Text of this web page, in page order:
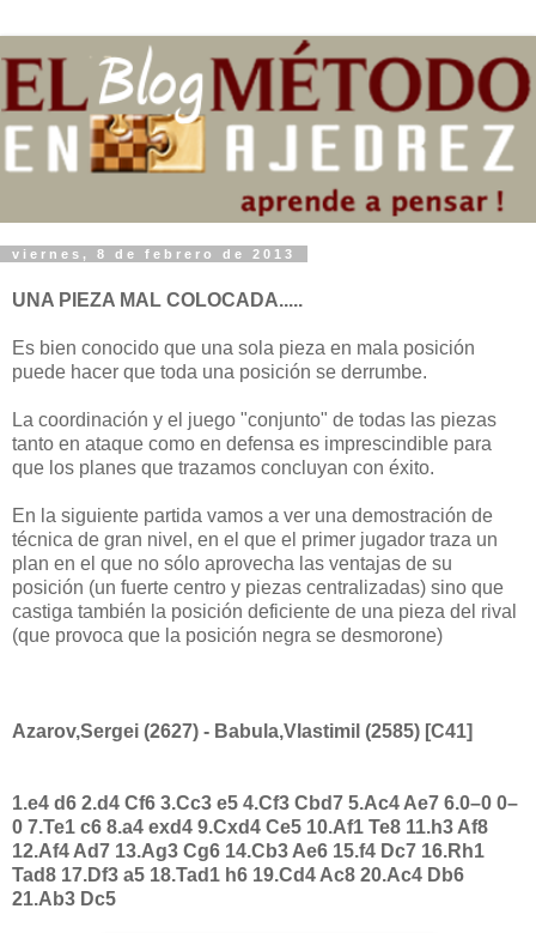
viernes, 8 de febrero de 2013
UNA PIEZA MAL COLOCADA.....
Es bien conocido que una sola pieza en mala posición
puede hacer que toda una posición se derrumbe.
La coordinación y el juego "conjunto" de todas las piezas
tanto en ataque como en defensa es imprescindible para
que los planes que trazamos concluyan con éxito.
En la siguiente partida vamos a ver una demostración de
técnica de gran nivel, en el que el primer jugador traza un
plan en el que no sólo aprovecha las ventajas de su
posición (un fuerte centro y piezas centralizadas) sino que
castiga también la posición deficiente de una pieza del rival
(que provoca que la posición negra se desmorone)
Azarov,Sergei (2627) - Babula,Vlastimil (2585) [C41]
1.e4 d6 2.d4 Cf6 3.Cc3 e5 4.Cf3 Cbd7 5.Ac4 Ae7 6.0–0 0–
0 7.Te1 c6 8.a4 exd4 9.Cxd4 Ce5 10.Af1 Te8 11.h3 Af8
12.Af4 Ad7 13.Ag3 Cg6 14.Cb3 Ae6 15.f4 Dc7 16.Rh1
Tad8 17.Df3 a5 18.Tad1 h6 19.Cd4 Ac8 20.Ac4 Db6
21.Ab3 Dc5